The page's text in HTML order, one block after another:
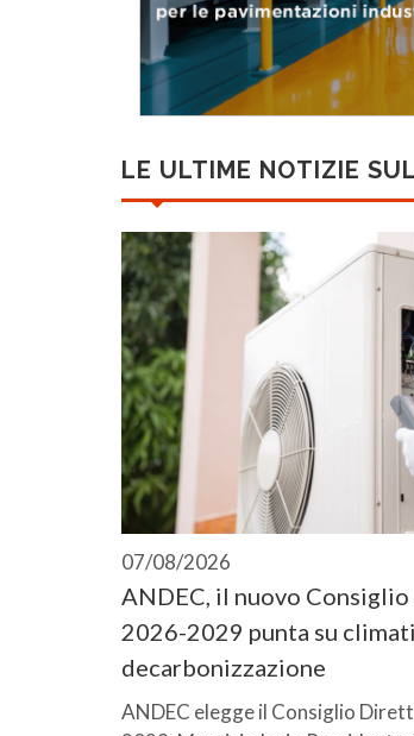
LE ULTIME NOTIZIE
07/08/2026
ANDEC, il nuovo
2026-2029 punta su
decarbonizzazione
ANDEC elegge il Consiglio